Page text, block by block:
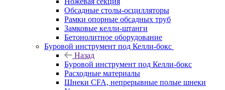
Обсадные столы-осцилляторы
Рамки опорные обсадных труб
Замковые келли-штанги
Бетонолитное оборудование
Буровой инструмент под Келли-бокс
Назад
Буровой инструмент под Келли-бокс
Расходные материалы
Шнеки CFA, непрерывные полые шнеки